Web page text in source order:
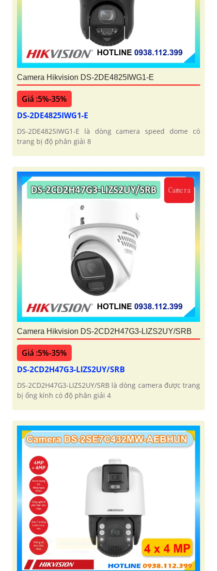
Camera Hikvision DS-2DE4825IWG1-E
Giá :5%-35%
DS-2DE4825IWG1-E
DS-2DE4825IWG1-E là dòng camera speed dome có
trang bị độ phân giải 8
Camera Hikvision DS-2CD2H47G3-LIZS2UY/SRB
Giá :5%-35%
DS-2CD2H47G3-LIZS2UY/SRB
DS-2CD2H47G3-LIZS2UY/SRB là dòng camera được trang
bị ống kính có độ phân giải 4